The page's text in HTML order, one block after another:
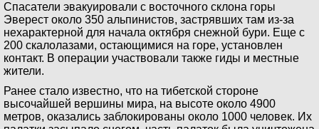
Спасатели эвакуировали с восточного склона горы
Эверест около 350 альпинистов, застрявших там из-за
нехарактерной для начала октября снежной бури. Еще с
200 скалолазами, остающимися на горе, установлен
контакт. В операции участвовали также гиды и местные
жители.
Ранее стало известно, что на тибетской стороне
высочайшей вершины мира, на высоте около 4900
метров, оказались заблокированы около 1000 человек. Их